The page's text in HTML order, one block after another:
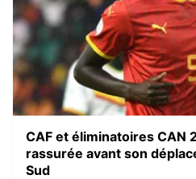
CAF et éliminatoires CAN
rassurée avant son
Sud